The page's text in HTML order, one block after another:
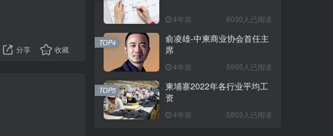
分享 收藏
4年前 6030人已阅读
俞凌雄-中柬商业协会首任主
席
4年前 5995人已阅读
TOP4
柬埔寨2022年各行业平均工
资
4年前 5803人已阅读
TOP5